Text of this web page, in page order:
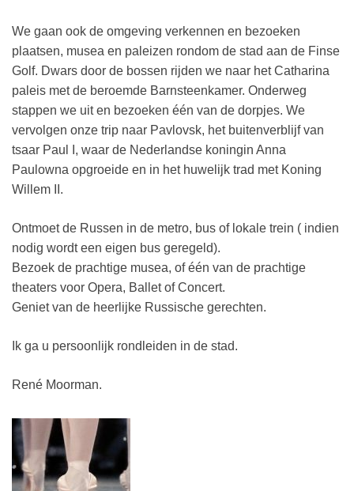
We gaan ook de omgeving verkennen en bezoeken
plaatsen, musea en paleizen rondom de stad aan de Finse
Golf. Dwars door de bossen rijden we naar het Catharina
paleis met de beroemde Barnsteenkamer. Onderweg
stappen we uit en bezoeken één van de dorpjes. We
vervolgen onze trip naar Pavlovsk, het buitenverblijf van
tsaar Paul I, waar de Nederlandse koningin Anna
Paulowna opgroeide en in het huwelijk trad met Koning
Willem II.
Ontmoet de Russen in de metro, bus of lokale trein ( indien
nodig wordt een eigen bus geregeld).
Bezoek de prachtige musea, of één van de prachtige
theaters voor Opera, Ballet of Concert.
Geniet van de heerlijke Russische gerechten.
Ik ga u persoonlijk rondleiden in de stad.
René Moorman.